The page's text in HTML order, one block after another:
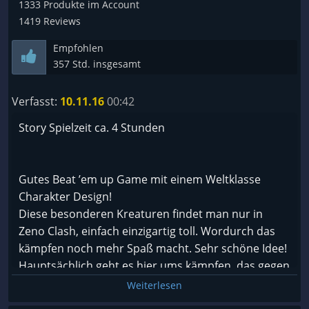
seinen Werdegang und ergründen langsam die
Hintergründe seiner finsteren Tat. Die Geschichte
ist auf jeden Fall sehr ungewöhnlich, aber dann
doch erstaunlich gut.
id=2426898578
Grafik/Sound
entsteht auch grafisch ein echter Wunderling. Auf
Basis der Source-Engine war das Spiel schon zum
Launch nicht gerade die neueste Generation. Aber
hier steckt ja auch ein sehr kleines Team dahinter.
Sehr viel Mühe wurde sich aber gerade bei den sehr
verschiedenen Figuren gemacht, die einfach eine
tolle Vielfalt aufweisen. Die orientalisch
angehauchte Musik passt dabei zu dem
1333 Produkte im Account
1419 Reviews
Empfohlen
357 Std. insgesamt
Verfasst: 10.11.1600:42
Story Spielzeit ca. 4 Stunden
Gutes Beat ’em up Game mit einem Weltklasse
Charakter Design!
Diese besonderen Kreaturen findet man nur in
Zeno Clash, einfach einzigartig toll. Wordurch das
kämpfen noch mehr Spaß macht. Sehr schöne Idee!
Hauptsächlich geht es hier ums kämpfen, das gegen
abwechslungsreiche (Optik) Gegner, auch Bosse
dürfen hier nicht fehlen. Eine Story gibt es auch, die
Weiterlesen